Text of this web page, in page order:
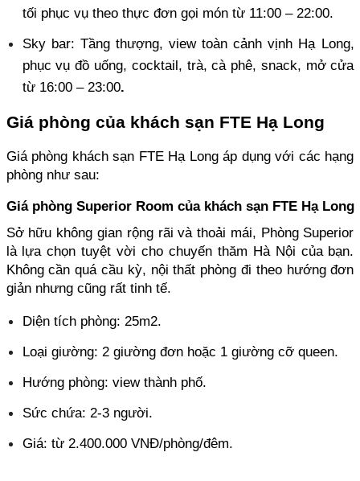
tối phục vụ theo thực đơn gọi món từ 11:00 – 22:00.
Sky bar: Tầng thượng, view toàn cảnh vịnh Hạ Long,
phục vụ đồ uống, cocktail, trà, cà phê, snack, mở cửa
từ 16:00 – 23:00.
Giá phòng của khách sạn FTE Hạ Long
Giá phòng khách sạn FTE Hạ Long áp dụng với các hạng
phòng như sau:
Giá phòng Superior Room của khách sạn FTE Hạ Long
Sở hữu không gian rộng rãi và thoải mái, Phòng Superior
là lựa chọn tuyệt vời cho chuyến thăm Hà Nội của bạn.
Không cần quá cầu kỳ, nội thất phòng đi theo hướng đơn
giản nhưng cũng rất tinh tế.
Diện tích phòng: 25m2.
Loại giường: 2 giường đơn hoặc 1 giường cỡ queen.
Hướng phòng: view thành phố.
Sức chứa: 2-3 người.
Giá: từ 2.400.000 VNĐ/phòng/đêm.